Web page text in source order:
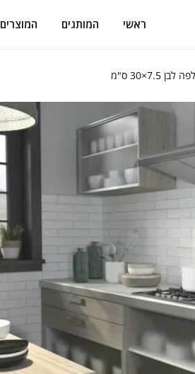
ראשי המותגים המוצרים
ס"מ